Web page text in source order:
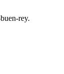
rey.